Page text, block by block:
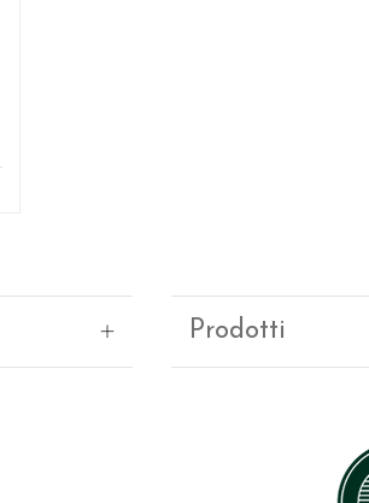
Prodotti